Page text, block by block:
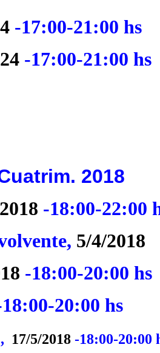
-17:00-21:00 hs
-17:00-21:00 hs
2018
-18:00-22:00
5/4/2018
-18:00-20:00 hs
20:00 hs
17/5/2018 -18:00-20:00